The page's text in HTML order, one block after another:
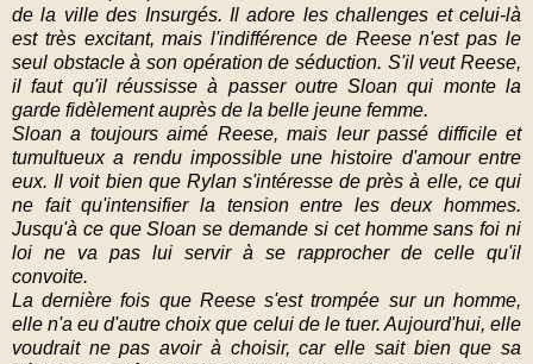
de la ville des Insurgés. Il adore les challenges et celui-là
est très excitant, mais l'indifférence de Reese n'est pas le
seul obstacle à son opération de séduction. S'il veut Reese,
il faut qu'il réussisse à passer outre Sloan qui monte la
garde fidèlement auprès de la belle jeune femme.
Sloan a toujours aimé Reese, mais leur passé difficile et
tumultueux a rendu impossible une histoire d'amour entre
eux. Il voit bien que Rylan s'intéresse de près à elle, ce qui
ne fait qu'intensifier la tension entre les deux hommes.
Jusqu'à ce que Sloan se demande si cet homme sans foi ni
loi ne va pas lui servir à se rapprocher de celle qu'il
convoite.
La dernière fois que Reese s'est trompée sur un homme,
elle n'a eu d'autre choix que celui de le tuer. Aujourd'hui, elle
voudrait ne pas avoir à choisir, car elle sait bien que sa